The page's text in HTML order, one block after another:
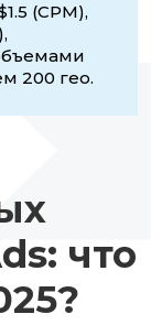
(CPM),
200 гео.
что